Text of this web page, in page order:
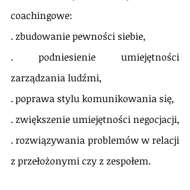
coachingowe:
. zbudowanie pewności siebie,
. podniesienie umiejętności
zarządzania ludźmi,
. poprawa stylu komunikowania się,
. zwiększenie umiejętności negocjacji,
. rozwiązywania problemów w relacji
z przełożonymi czy z zespołem.